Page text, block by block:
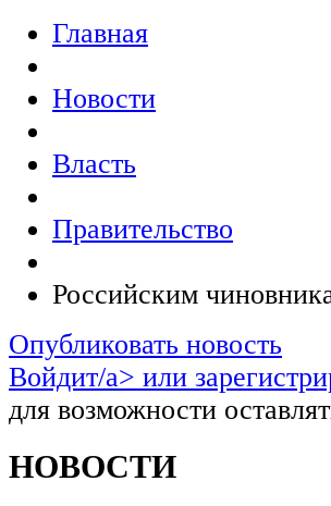
Главная
Новости
Власть
Правительство
Российским
Опубликовать новость
Войдит/a> или
для возможности
НОВОСТИ